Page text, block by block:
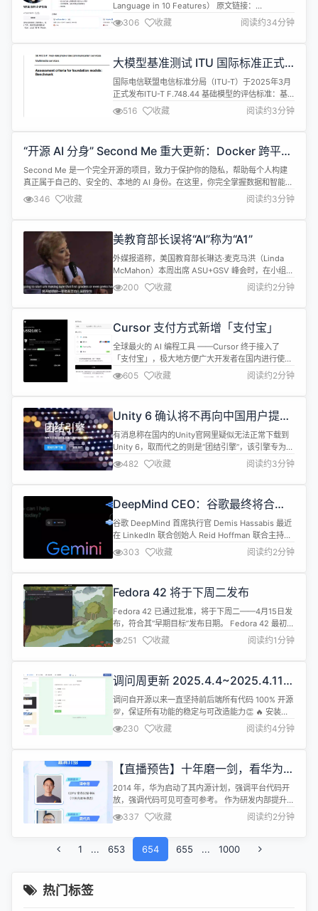
Language in 10 Features） 原文链接：
https://medium.com/@hivemind_tech/moonbit-
language-in-10-features-4dc41a3a1d6c作者：
Ignacio丨德国科技公司 Hivemind 工程师 作为一名
306 收藏 阅读约34分钟
大模型基准测试 ITU 国际标准正式
发布
国际电信联盟电信标准分局（ITU-T）于2025年3月
正式发布ITU-T F.748.44 基础模型的评估标准：基
准测试/ Assessment criteria for foundation
models: Benchmark。 该项国际标准由中国信息通
信研究院（简称“中国信通院”）牵头制定，规范了大
动大模型基...
516 收藏 阅读约3分钟
“开源 AI 分身” Second Me 重大更新：Docker 跨平台
支持正式上线
Second Me 是一个完全开源的项目，致力于保护你的隐私，帮助每个人构建
真正属于自己的、安全的、本地的 AI 身份。在这里，你完全掌握数据和智能的
主权，仅在你授权下通过安全私密的方式加入网络，共享信息。 近日，
Second Me 宣布推出首个重大更新：Docker 跨平台支持正式上线，让 Mac
(Apple Silicon)、Windows 和 Lin...
346 收藏 阅读约3分钟
美教育部长误将“AI”称为“A1”
外媒报道称，美国教育部长琳达·麦克马洪（Linda
McMahon）本周出席 ASU+GSV 峰会时，在小组讨
论过程中多次将“AI”表述为 “A1（A one）”——而 A1
是美国知名的牛排酱品牌。 一开始，McMahon 确
实有正确的表述为 AI，但在后面的发言中却逐渐走
好的技术，怎么能以光速进行教育...
200 收藏 阅读约2分钟
Cursor 支付方式新增「支付宝」
全球最火的 AI 编程工具 ——Cursor 终于接入了
「支付宝」，极大地方便广大开发者在国内进行使
用。 Cursor 是一款基于 AI 的代码编辑器，它不仅
能自动补全代码，还能根据自然语言描述生成代码、
重构优化、解答问题等。目前 Cursor 在全球 AI 编
理、设计师等非技术人员也都在用它来快速实现想
法。 C...
605 收藏 阅读约2分钟
Unity 6 确认将不再向中国用户提
供，包括后续版本
有消息称在国内的Unity官网里疑似无法正常下载到
Unity 6，取而代之的则是“团结引擎”，该引擎专为中
国开发者定制，基于Unity 2022LTS，致力于满足中
国开发者的独特需求，结合本土文化元素和市场特
色，为创作提供全面支持。 日前，Unity官方正式宣
关需求将由团结引擎承接。 “这一调整旨在确保开
发...
482 收藏 阅读约3分钟
DeepMind CEO：谷歌最终将合并
Gemini 和 Veo AI 模型
谷歌 DeepMind 首席执行官 Demis Hassabis 最近
在 LinkedIn 联合创始人 Reid Hoffman 联合主持的
播客 Possible 上表示，谷歌计划最终将其 Gemini
AI 模型与其Veo 视频生成模型相结合，以提高前者
对物理世界的理解。 Hassabis 表示：“我们从一开始
303 收藏 阅读约2分钟
Fedora 42 将于下周二发布
Fedora 42 已通过批准，将于下周二——4月15日发
布，符合其“早期目标”发布日期。 Fedora 42 最初的
目标发布日期是4月22日，但今天的“是否进行”会议
上，决定 Fedora 42 已经处于良好的发布状态。因
此，Fedora 42 将在早于最终目标日期发布。 在会
“进行”批准...
251 收藏 阅读约1分钟
调问周更新 2025.4.4~2025.4.11：
样式统一管理+DSL 全面升级+7 项
新增功能+6 项优化
调问自开源以来一直坚持前后端所有代码 100% 开源
💯，保证所有功能的稳定与可改造能力👏 🔥 安装下
载地址（安装包）：
https://www.diaowen.net/install/docker 🔥 源码
下载地址：
点更新，是在企业管理的大框架下，进一步完善了管
理能力，其中...
230 收藏 阅读约4分钟
【直播预告】十年磨一剑，看华为如
何内源
2014 年，华为启动了其内源计划，强调平台代码开
放，强调代码可见可查可参考。 作为研发内部提升跨
部门开发效率的一种有力手段，内源计划帮助了当时
华为内部研发平台线和产品线协同不够的问题，要求
“平台要从封闭走向开放，通过内部开源释放生产力
和创造力”，成为华为研发方法论 IPD 的一部分，为
中国大型企业采用 InnerSource 树立了典范。 4月
337 收藏 阅读约2分钟
1 ... 653 654 655 ... 1000
热门标签